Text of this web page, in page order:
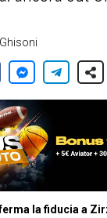
la fiducia a